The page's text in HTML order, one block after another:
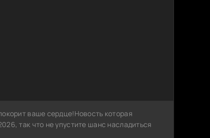
ваше сердце!Новость которая
так что не упустите шанс насладиться